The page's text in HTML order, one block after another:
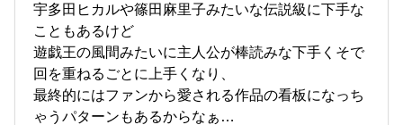
宇多田ヒカルや篠田麻里子みたいな伝説級に下手な
こともあるけど
遊戯王の風間みたいに主人公が棒読みな下手くそで
回を重ねるごとに上手くなり、
最終的にはファンから愛される作品の看板になっち
ゃうパターンもあるからなぁ…